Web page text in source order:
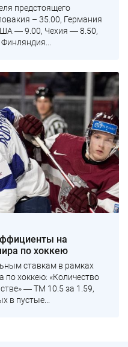
предстоящего
– 35.00, Германия
― 9.00, Чехия ― 8.50,
на
по хоккею
ставкам в рамках
по хоккею: «Количество
― ТМ 10.5 за 1.59,
в пустые...